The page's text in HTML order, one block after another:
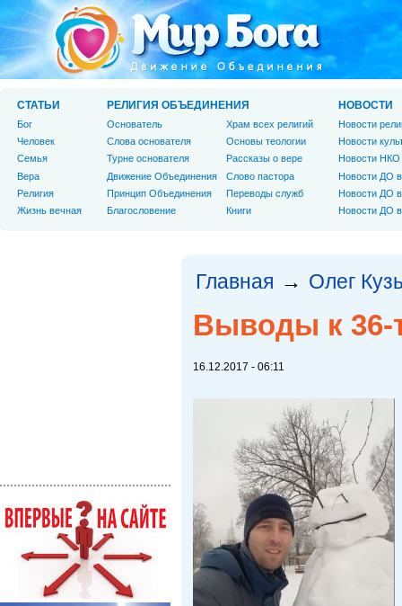
Главная → Олег
Выводы к 36-
16.12.2017 - 06:11
СТАТЬИ
Бог
Человек
Cемья
Вера
Религия
Жизнь вечная
РЕЛИГИЯ ОБЪЕДИНЕНИЯ
Основатель
Слова основателя
Турне основателя
Движение Объединения
Принцип Объединения
Благословение
Храм всех религий
Основы теологии
Рассказы о вере
Слово пастора
Переводы служб
Книги
НОВОСТИ
Новости
Новости
Новости НКО
Новости ДО
Новости ДО
Новости ДО